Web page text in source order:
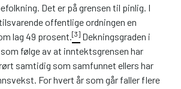
Det er på grensen til pinlig. I
offentlige ordningen en
lag 49 prosent.[3] Dekningsgraden i
følge av at inntektsgrensen har
samtidig som samfunnet ellers har
For hvert år som går faller flere